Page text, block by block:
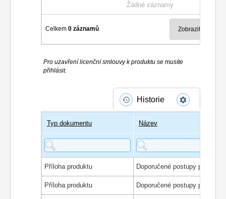
Žádné záznamy
Celkem0 záznamů
Pro uzavření licenční smlouvy k produktu se musíte
přihlásit.
Historie
Typ dokumentu Název
Příloha produktu
Příloha produktu